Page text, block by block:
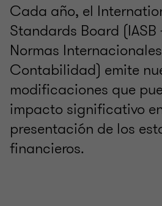
Cada año, el
Standards Board
Normas
Contabilidad) emite
modificaciones que
impacto significativo
presentación de los
financieros.